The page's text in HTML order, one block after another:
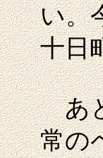
い。
十日
あと
常の